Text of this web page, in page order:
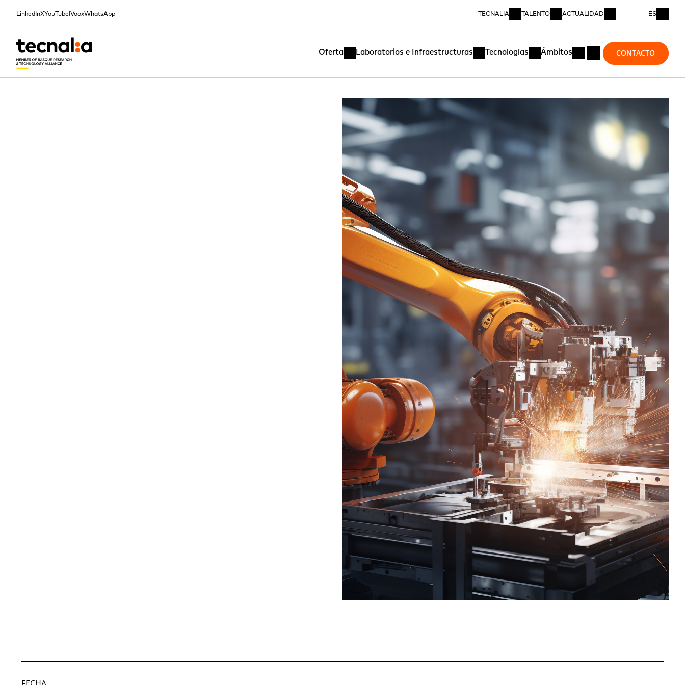
LinkedInXYouTube IVooxWhatsApp TECNALIA TALENTO ACTUALIDAD ES
Oferta Laboratorios e Infraestructuras Tecnologías Ámbitos CONTACTO